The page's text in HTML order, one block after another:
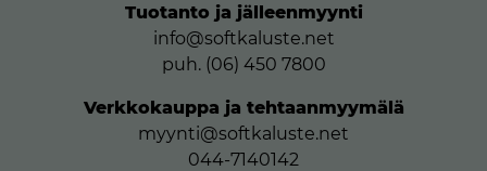
Tuotanto ja jälleenmyynti
info@softkaluste.net
puh. (06) 450 7800
Verkkokauppa ja tehtaanmyymälä
myynti@softkaluste.net
044-7140142